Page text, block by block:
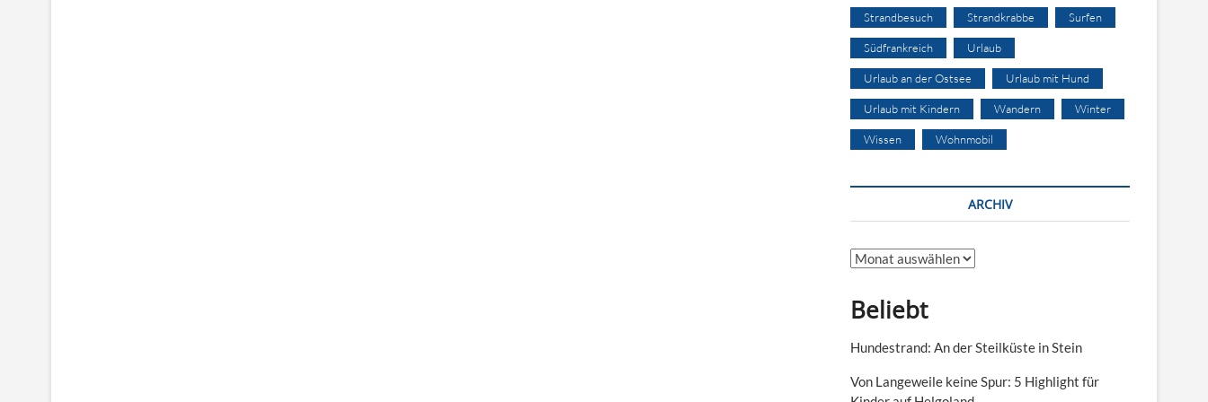
Strandbesuch Strandkrabbe Surfen
Südfrankreich Urlaub
Urlaub an der Ostsee Urlaub mit Hund
Urlaub mit Kindern Wandern Winter
Wissen Wohnmobil
ARCHIV
Archiv
Beliebt
Hundestrand: An der Steilküste in Stein
Von Langeweile keine Spur: 5 Highlight für